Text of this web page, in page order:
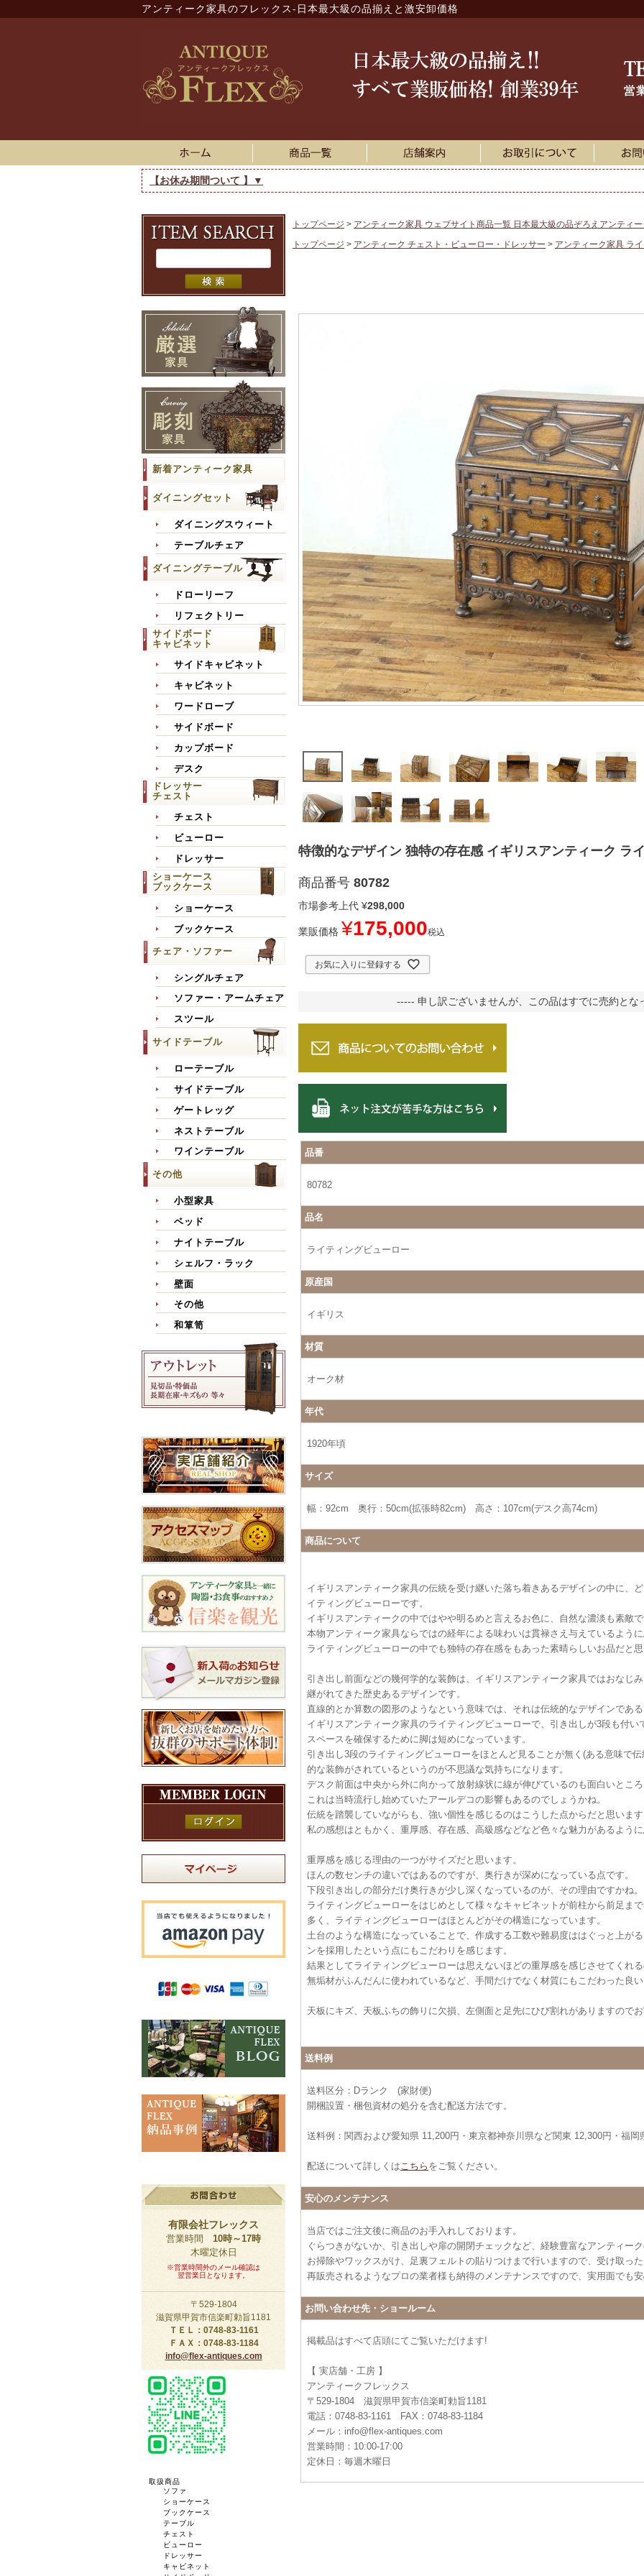
アンティーク家具のフレックス-日本最大級の品揃えと激安卸価格
【お休み期間ついて 】▼
新着アンティーク家具
ダイニングセット
ダイニングスウィート
テーブルチェア
ダイニングテーブル
ドローリーフ
リフェクトリー
サイドボード
キャビネット
サイドキャビネット
キャビネット
ワードローブ
サイドボード
カップボード
デスク
ドレッサー
チェスト
チェスト
ビューロー
ドレッサー
ショーケース
ブックケース
ショーケース
ブックケース
チェア・ソファー
シングルチェア
ソファー・アームチェア
スツール
サイドテーブル
ローテーブル
サイドテーブル
ゲートレッグ
ネストテーブル
ワインテーブル
その他
小型家具
ベッド
ナイトテーブル
シェルフ・ラック
壁面
その他
和箪笥
有限会社フレックス
営業時間 10時～17時
木曜定休日
※営業時間外のメール確認は
翌営業日となります。
〒529-1804
滋賀県甲賀市信楽町勅旨1181
ＴＥＬ：0748-83-1161
ＦＡＸ：0748-83-1184
info@flex-antiques.com
取扱商品
ソファ
ショーケース
ブックケース
テーブル
チェスト
ビューロー
ドレッサー
キャビネット
トップページ
アンティーク家具 ウェブサイト商品一覧 日本最大級の品ぞろえアンティ
トップページ
アンティーク チェスト・ビューロー・ドレッサー アンティーク家具 ラ
特徴的なデザイン 独特の存在感 イギリスアンティーク ラ
商品番号 80782
市場参考上代 ¥298,000
業販価格 ¥175,000税込
お気に入りに登録する
----- 申し訳ございませんが、この品はすでに売約とな
品番
80782
品名
ライティングビューロー
原産国
イギリス
材質
オーク材
年代
1920年頃
サイズ
幅：92cm 奥行：50cm(拡張時82cm) 高さ：107cm(デスク高74cm)
商品について
イギリスアンティーク家具の伝統を受け継いた落ち着きあるデザインの中に、
イティングビューローです。
イギリスアンティークの中ではやや明るめと言えるお色に、自然な濃淡も素敵で
本物アンティーク家具ならではの経年による味わいは貫禄さえ与えているように
ライティングビューローの中でも独特の存在感をもあった素晴らしいお品だと思
引き出し前面などの幾何学的な装飾は、イギリスアンティーク家具ではおなじ
継がれてきた歴史あるデザインです。
直線的とか算数の図形のようなという意味では、それは伝統的なデザインである
イギリスアンティーク家具のライティングビューローで、引き出しが3段も付
スペースを確保するために脚は短めになっています。
引き出し3段のライティングビューローをほとんど見ることが無く(ある意味で
的な装飾がされているというのが不思議な気持ちになります。
デスク前面は中央から外に向かって放射線状に線が伸びているのも面白いところ
これは当時流行し始めていたアールデコの影響もあるのでしょうかね。
伝統を踏襲していながらも、強い個性を感じるのはこうした点からだと思います
私の感想はともかく、重厚感、存在感、高級感などなど色々な魅力があるように
重厚感を感じる理由の一つがサイズだと思います。
ほんの数センチの違いではあるのですが、奥行きが深めになっている点です。
下段引き出しの部分だけ奥行きが少し深くなっているのが、その理由ですかね。
ライティングビューローをはじめとして様々なキャビネットが前柱から前足ま
多く、ライティングビューローはほとんどがその構造になっています。
土台のような構造になっていることで、作成する工数や難易度ははぐっと上が
ンを採用したという点にもこだわりを感じます。
結果としてライティングビューローは思えないほどの重厚感を感じさせてくれる
無垢材がふんだんに使われているなど、手間だけでなく材質にもこだわった良い
天板にキズ、天板ふちの飾りに欠損、左側面と足先にひび割れがありますのでお
送料例
送料区分：Dランク (家財便)
開梱設置・梱包資材の処分を含む配送方法です。
送料例：関西および愛知県 11,200円・東京都神奈川県など関東 12,300円・福岡
配送について詳しくは こちら をご覧ください。
安心のメンテナンス
当店ではご注文後に商品のお手入れしております。
ぐらつきがないか、引き出しや扉の開閉チェックなど、経験豊富なアンティー
お掃除やワックスがけ、足裏フェルトの貼りつけまで行いますので、受け取っ
再販売されるようなプロの業者様も納得のメンテナンスですので、実用面でも
お問い合わせ先・ショールーム
掲載品はすべて店頭にてご覧いただけます!
【 実店舗・工房 】
アンティークフレックス
〒529-1804 滋賀県甲賀市信楽町勅旨1181
電話：0748-83-1161 FAX：0748-83-1184
メール：info@flex-antiques.com
営業時間：10:00-17:00
定休日：毎週木曜日